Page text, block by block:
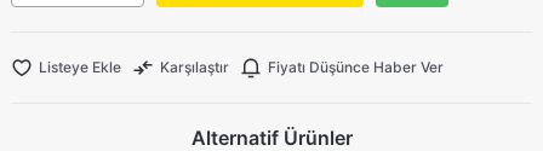
Listeye Ekle Karşılaştır Fiyatı Düşünce Haber Ver
Alternatif Ürünler